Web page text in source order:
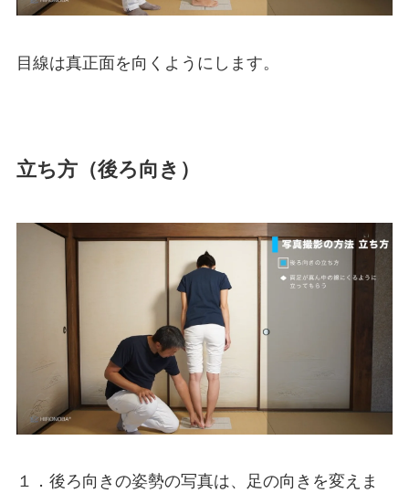
目線は真正面を向くようにします。
立ち方（後ろ向き）
１．後ろ向きの姿勢の写真は、足の向きを変えま